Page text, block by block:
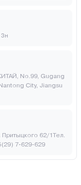
КИТАЙ, No.99, Gugang
City, Jiangsu
Притыцкого 62/1Тел.
7-629-629